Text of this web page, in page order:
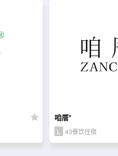
咱厝*
L 43餐饮住宿